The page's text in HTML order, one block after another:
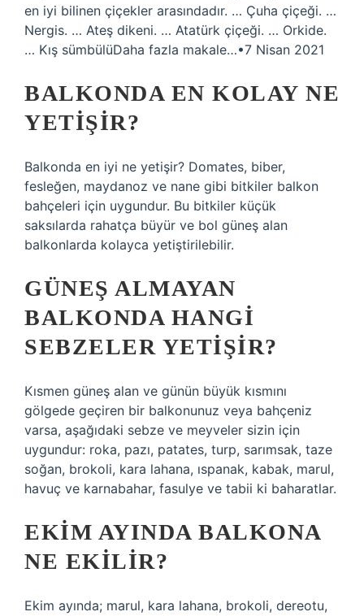
en iyi bilinen çiçekler arasındadır. … Çuha çiçeği. …
Nergis. … Ateş dikeni. … Atatürk çiçeği. … Orkide.
… Kış sümbülüDaha fazla makale…•7 Nisan 2021
BALKONDA EN KOLAY NE
YETIŞIR?
Balkonda en iyi ne yetişir? Domates, biber,
fesleğen, maydanoz ve nane gibi bitkiler balkon
bahçeleri için uygundur. Bu bitkiler küçük
saksılarda rahatça büyür ve bol güneş alan
balkonlarda kolayca yetiştirilebilir.
GÜNEŞ ALMAYAN
BALKONDA HANGI
SEBZELER YETIŞIR?
Kısmen güneş alan ve günün büyük kısmını
gölgede geçiren bir balkonunuz veya bahçeniz
varsa, aşağıdaki sebze ve meyveler sizin için
uygundur: roka, pazı, patates, turp, sarımsak, taze
soğan, brokoli, kara lahana, ıspanak, kabak, marul,
havuç ve karnabahar, fasulye ve tabii ki baharatlar.
EKIM AYINDA BALKONA
NE EKILIR?
Ekim ayında; marul, kara lahana, brokoli, dereotu,